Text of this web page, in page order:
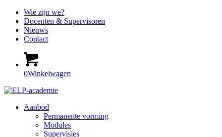
Wie zijn we?
Docenten & Supervisoren
Nieuws
Contact
0Winkelwagen
Aanbod
Permanente vorming
Modules
Supervisies